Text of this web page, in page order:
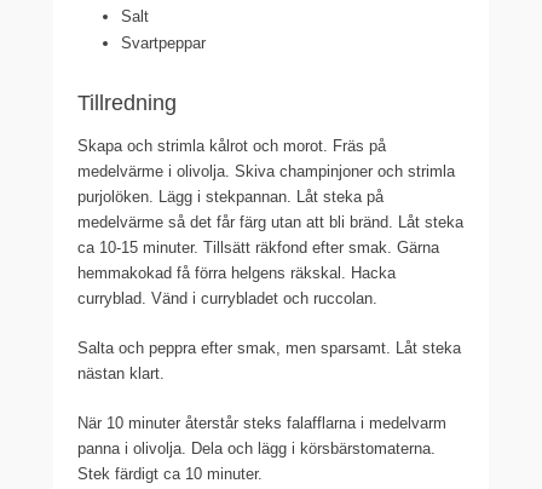
Salt
Svartpeppar
Tillredning
Skapa och strimla kålrot och morot. Fräs på
medelvärme i olivolja. Skiva champinjoner och strimla
purjolöken. Lägg i stekpannan. Låt steka på
medelvärme så det får färg utan att bli bränd. Låt steka
ca 10-15 minuter. Tillsätt räkfond efter smak. Gärna
hemmakokad få förra helgens räkskal. Hacka
curryblad. Vänd i currybladet och ruccolan.
Salta och peppra efter smak, men sparsamt. Låt steka
nästan klart.
När 10 minuter återstår steks falafflarna i medelvarm
panna i olivolja. Dela och lägg i körsbärstomaterna.
Stek färdigt ca 10 minuter.